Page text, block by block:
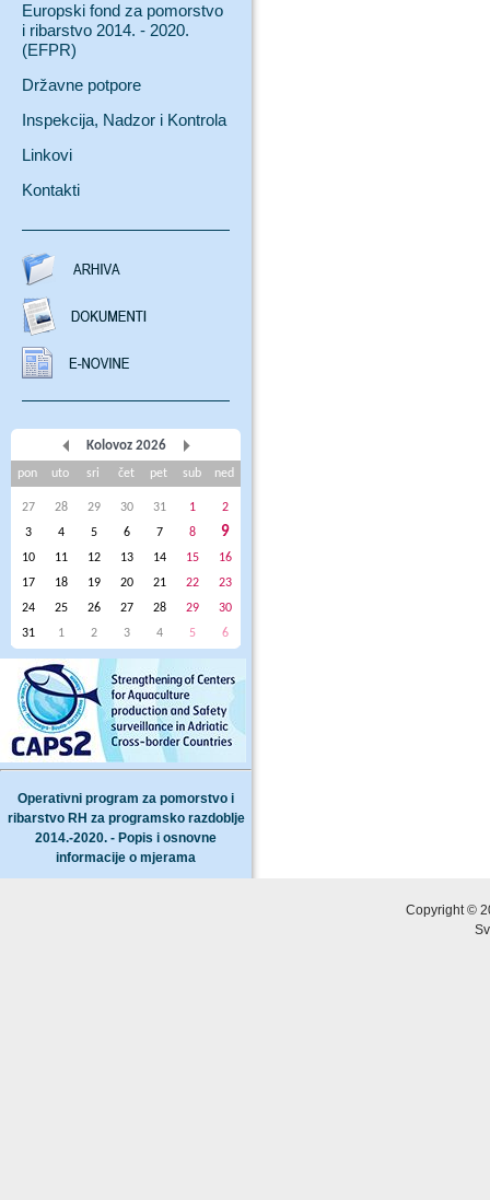
Europski fond za pomorstvo
i ribarstvo 2014. - 2020.
(EFPR)
Državne potpore
Inspekcija, Nadzor i Kontrola
Linkovi
Kontakti
Kolovoz 2026
pon uto sri čet pet sub ned
27 28 29 30 31 1
2
3
4 5 6 7 8 9
10 11 12 13 14 15
16
17
18 19 20 21 22
23
24
25 26 27 28 29
30
31
1 2 3 4 5 6
Operativni program za pomorstvo i
ribarstvo RH za programsko razdoblje
2014.-2020. - Popis i osnovne
informacije o mjerama
Copyright ©